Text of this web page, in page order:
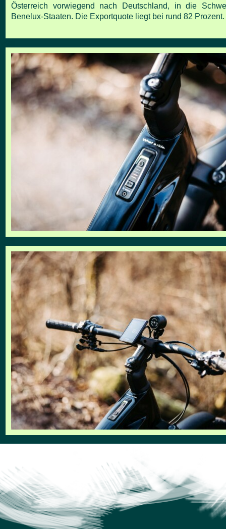
Österreich vorwiegend nach Deutschland, in die
Benelux-Staaten. Die Exportquote liegt bei rund 82 Prozent.